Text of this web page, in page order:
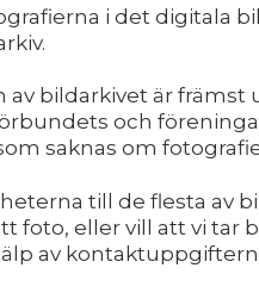
i det digitala
av bildarkivet är
och
saknas om
till de flesta av
foto, eller vill att vi tar
av